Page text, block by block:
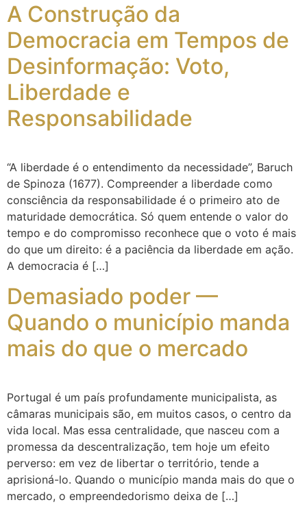
A Construção da
Democracia em Tempos de
Desinformação: Voto,
Liberdade e
Responsabilidade
“A liberdade é o entendimento da necessidade”, Baruch
de Spinoza (1677). Compreender a liberdade como
consciência da responsabilidade é o primeiro ato de
maturidade democrática. Só quem entende o valor do
tempo e do compromisso reconhece que o voto é mais
do que um direito: é a paciência da liberdade em ação.
A democracia é […]
Demasiado poder —
Quando o município manda
mais do que o mercado
Portugal é um país profundamente municipalista, as
câmaras municipais são, em muitos casos, o centro da
vida local. Mas essa centralidade, que nasceu com a
promessa da descentralização, tem hoje um efeito
perverso: em vez de libertar o território, tende a
aprisioná-lo. Quando o município manda mais do que o
mercado, o empreendedorismo deixa de […]